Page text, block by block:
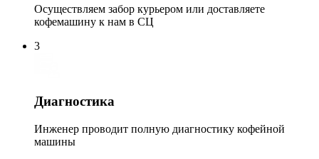
Осуществляем забор курьером или доставляете
кофемашину к нам в СЦ
3
Диагностика
Инженер проводит полную диагностику кофейной
машины